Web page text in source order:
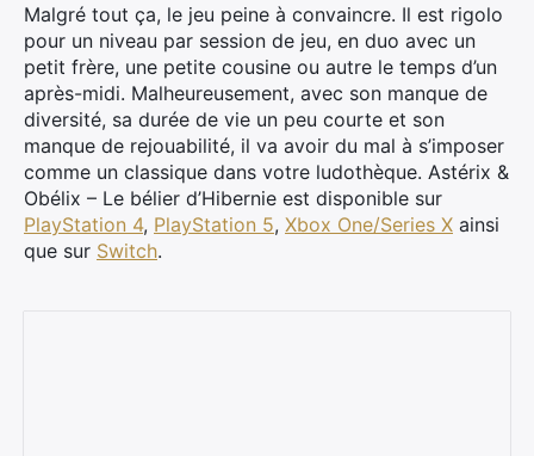
Malgré tout ça, le jeu peine à convaincre. Il est rigolo
pour un niveau par session de jeu, en duo avec un
petit frère, une petite cousine ou autre le temps d’un
après-midi. Malheureusement, avec son manque de
diversité, sa durée de vie un peu courte et son
manque de rejouabilité, il va avoir du mal à s’imposer
comme un classique dans votre ludothèque. Astérix &
Obélix – Le bélier d’Hibernie est disponible sur
PlayStation 4, PlayStation 5, Xbox One/Series X ainsi
que sur Switch.